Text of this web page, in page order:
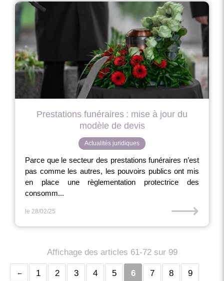
Prestations funéraires : mise à jour du
modèle de devis
Actualités juridiques
Parce que le secteur des prestations funéraires n’est
pas comme les autres, les pouvoirs publics ont mis
en place une règlementation protectrice des
consomm...
le 28/02/25 ⟶
Affichage des articles 61-72 sur 99
1 2 3 4 5 6 7 8 9